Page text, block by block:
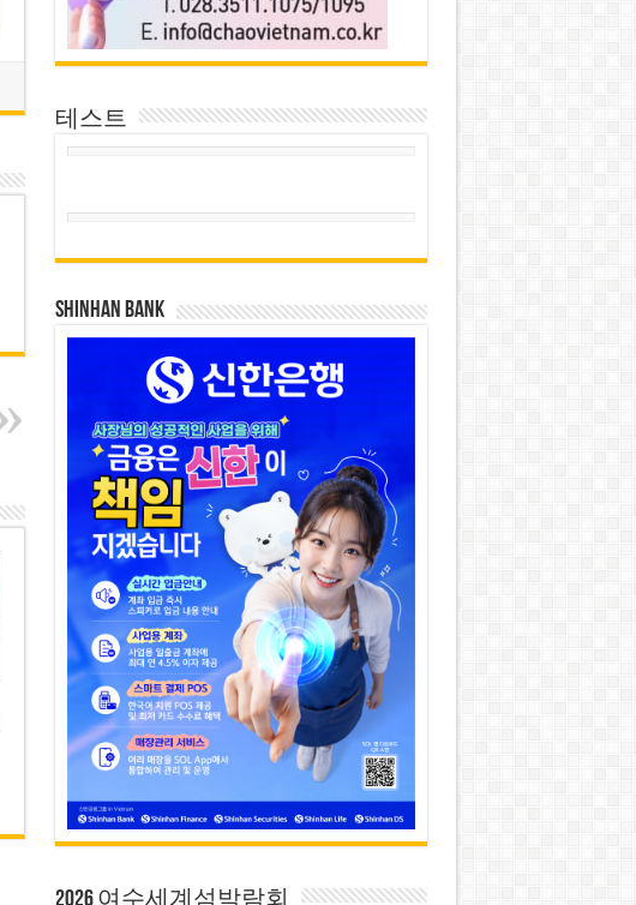
테스트
SHINHAN BANK
2026 여수세계섬박람회